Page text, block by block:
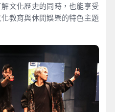
文化歷史的同時，也能享受
教育與休閒娛樂的特色主題